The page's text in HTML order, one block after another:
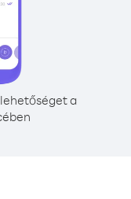
lehetőséget a